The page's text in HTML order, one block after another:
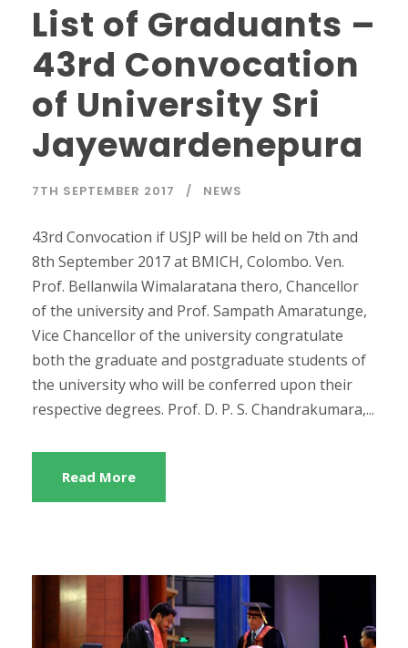
List of Graduants –
43rd Convocation
of University Sri
Jayewardenepura
7TH SEPTEMBER 2017 NEWS
43rd Convocation if USJP will be held on 7th and
8th September 2017 at BMICH, Colombo. Ven.
Prof. Bellanwila Wimalaratana thero, Chancellor
of the university and Prof. Sampath Amaratunge,
Vice Chancellor of the university congratulate
both the graduate and postgraduate students of
the university who will be conferred upon their
respective degrees. Prof. D. P. S. Chandrakumara,...
Read More